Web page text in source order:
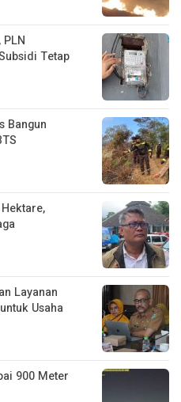
Tetap
Bangun
Layanan
Usaha
900 Meter